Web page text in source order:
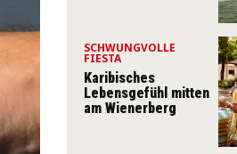
SCHWUNGVOLLE
FIESTA
Karibisches
Lebensgefühl mitten
am Wienerberg